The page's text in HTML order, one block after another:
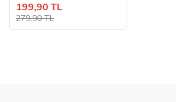
199,90 TL
279,90 TL